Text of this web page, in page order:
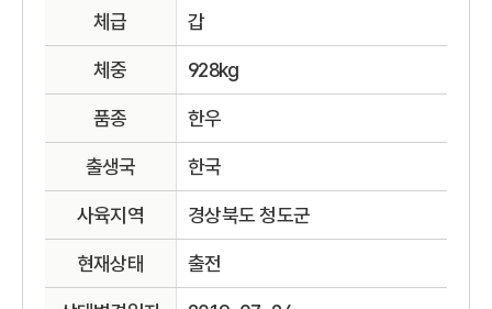
체급 갑
체중 928kg
품종 한우
출생국 한국
사육지역 경상북도 청도군
현재상태 출전